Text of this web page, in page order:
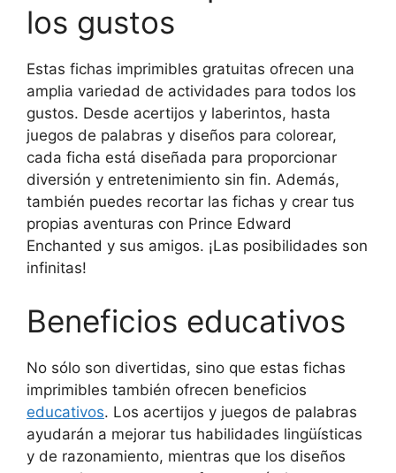
los gustos
Estas fichas imprimibles gratuitas ofrecen una
amplia variedad de actividades para todos los
gustos. Desde acertijos y laberintos, hasta
juegos de palabras y diseños para colorear,
cada ficha está diseñada para proporcionar
diversión y entretenimiento sin fin. Además,
también puedes recortar las fichas y crear tus
propias aventuras con Prince Edward
Enchanted y sus amigos. ¡Las posibilidades son
infinitas!
Beneficios educativos
No sólo son divertidas, sino que estas fichas
imprimibles también ofrecen beneficios
educativos. Los acertijos y juegos de palabras
ayudarán a mejorar tus habilidades lingüísticas
y de razonamiento, mientras que los diseños